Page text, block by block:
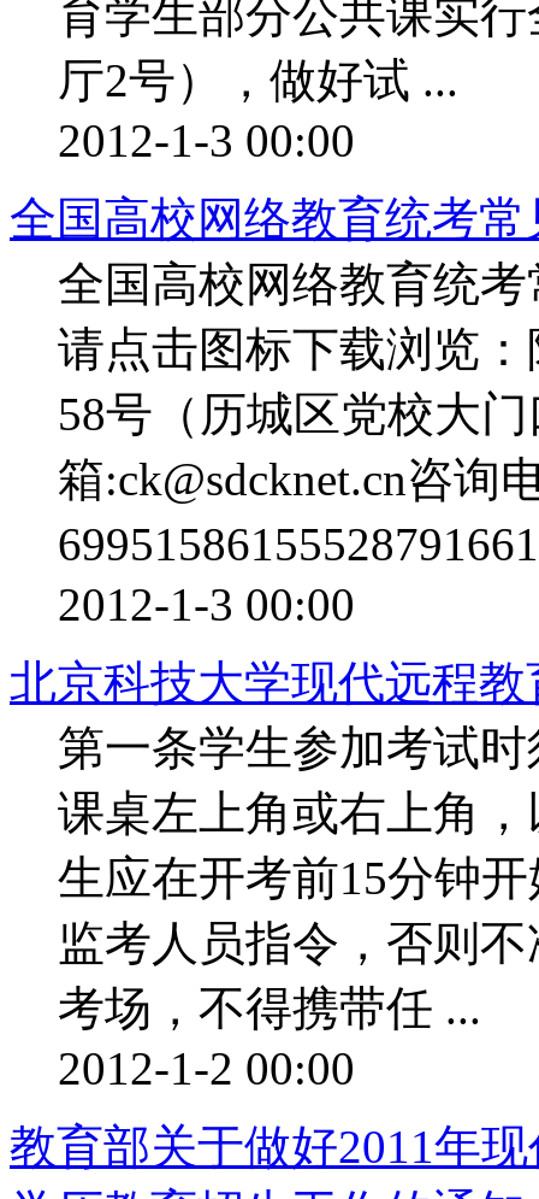
育学生部分公共课实
厅2号），做好试 ...
2012-1-3 00:00
全国高校网络教育统考常
全国高校网络教育统
请点击图标下载浏览
58号（历城区党校大
箱:ck@sdcknet.cn咨询
2012-1-3 00:00
北京科技大学现代远程
第一条学生参加考试
课桌左上角或右上角
生应在开考前15分钟
监考人员指令，否则
考场，不得携带任 ...
2012-1-2 00:00
教育部关于做好2011年